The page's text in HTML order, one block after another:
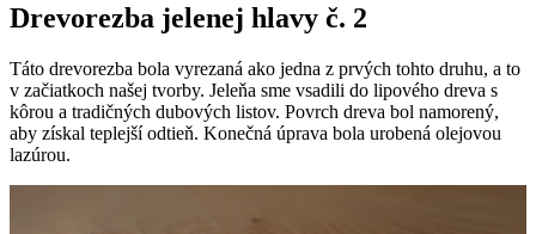
Drevorezba jelenej hlavy č. 2
Táto drevorezba bola vyrezaná ako jedna z prvých tohto druhu, a to
v začiatkoch našej tvorby. Jeleňa sme vsadili do lipového dreva s
kôrou a tradičných dubových listov. Povrch dreva bol namorený,
aby získal teplejší odtieň. Konečná úprava bola urobená olejovou
lazúrou.